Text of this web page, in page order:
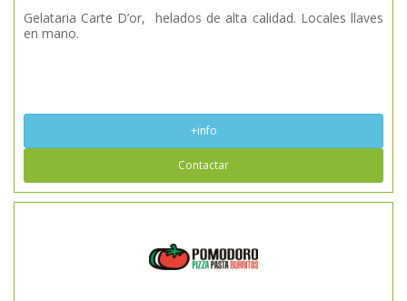
Gelataria Carte D’or, helados de alta calidad. Locales llaves
en mano.
+info
Contactar